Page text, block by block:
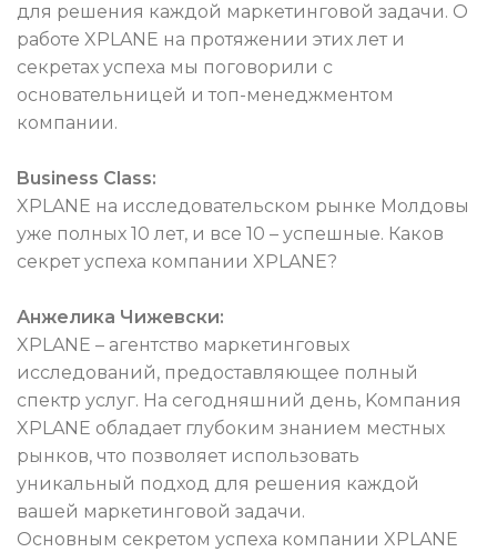
для решения каждой маркетинговой задачи. О
работе XPLANE на протяжении этих лет и
секретах успеха мы поговорили с
основательницей и топ-менеджментом
компании.
Business Class:
XPLANE на исследовательском рынке Молдовы
уже полных 10 лет, и все 10 – успешные. Каков
секрет успеха компании XPLANE?
Анжелика Чижевски:
XPLANE – агентство маркетинговых
исследований, предоставляющее полный
спектр услуг. На сегодняшний день, Kомпания
XPLANE обладает глубоким знанием местных
рынков, что позволяет использовать
уникальный подход для решения каждой
вашей маркетинговой задачи.
Основным секретом успеха компании XPLANE